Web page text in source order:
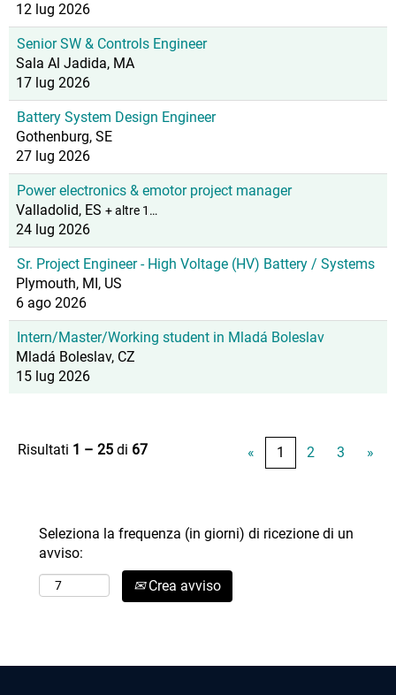
12 lug 2026
Senior SW & Controls Engineer
Sala Al Jadida, MA
17 lug 2026
Battery System Design Engineer
Gothenburg, SE
27 lug 2026
Power electronics & emotor project manager
Valladolid, ES + altre 1…
24 lug 2026
Sr. Project Engineer - High Voltage (HV) Battery / Systems
Plymouth, MI, US
6 ago 2026
Intern/Master/Working student in Mladá Boleslav
Mladá Boleslav, CZ
15 lug 2026
Risultati 1 – 25 di 67 « 1 2 3 »
Seleziona la frequenza (in giorni) di ricezione di un
avviso:
Crea avviso